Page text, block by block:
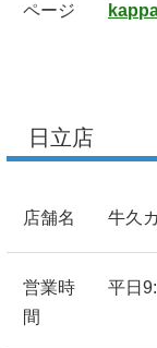
ページ
日立店
店舗名 牛久
営業時
間
平日